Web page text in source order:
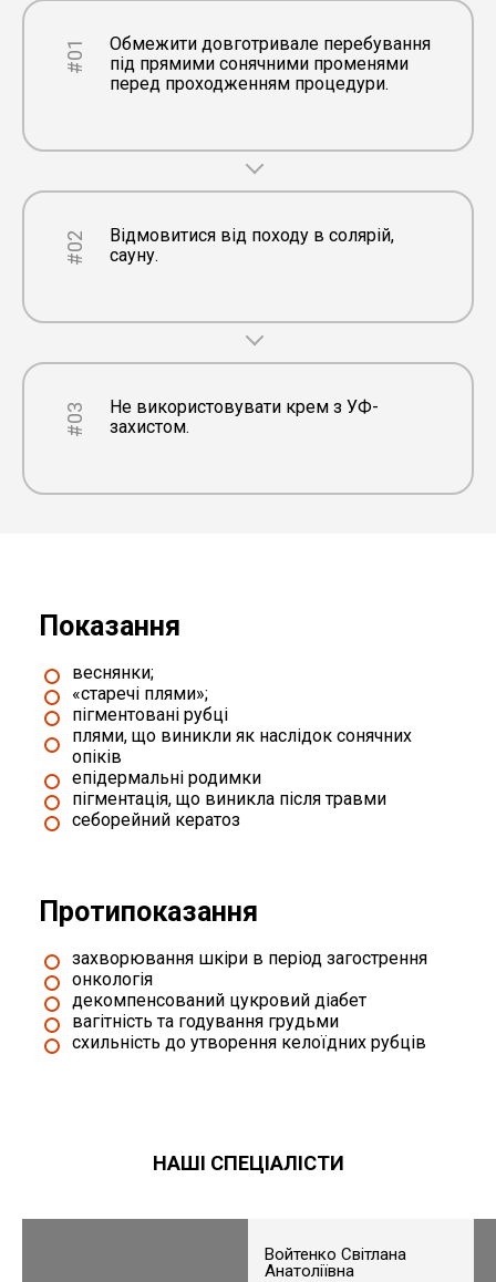
#01
Обмежити довготривале перебування
під прямими сонячними променями
перед проходженням процедури.
#02
Відмовитися від походу в солярій,
сауну.
#03
Не використовувати крем з УФ-
захистом.
Показання
веснянки;
«старечі плями»;
пігментовані рубці
плями, що виникли як наслідок сонячних
опіків
епідермальні родимки
пігментація, що виникла після травми
себорейний кератоз
Протипоказання
захворювання шкіри в період загострення
онкологія
декомпенсований цукровий діабет
вагітність та годування грудьми
схильність до утворення келоїдних рубців
НАШІ СПЕЦІАЛІСТИ
Войтенко Світлана
Анатоліївна